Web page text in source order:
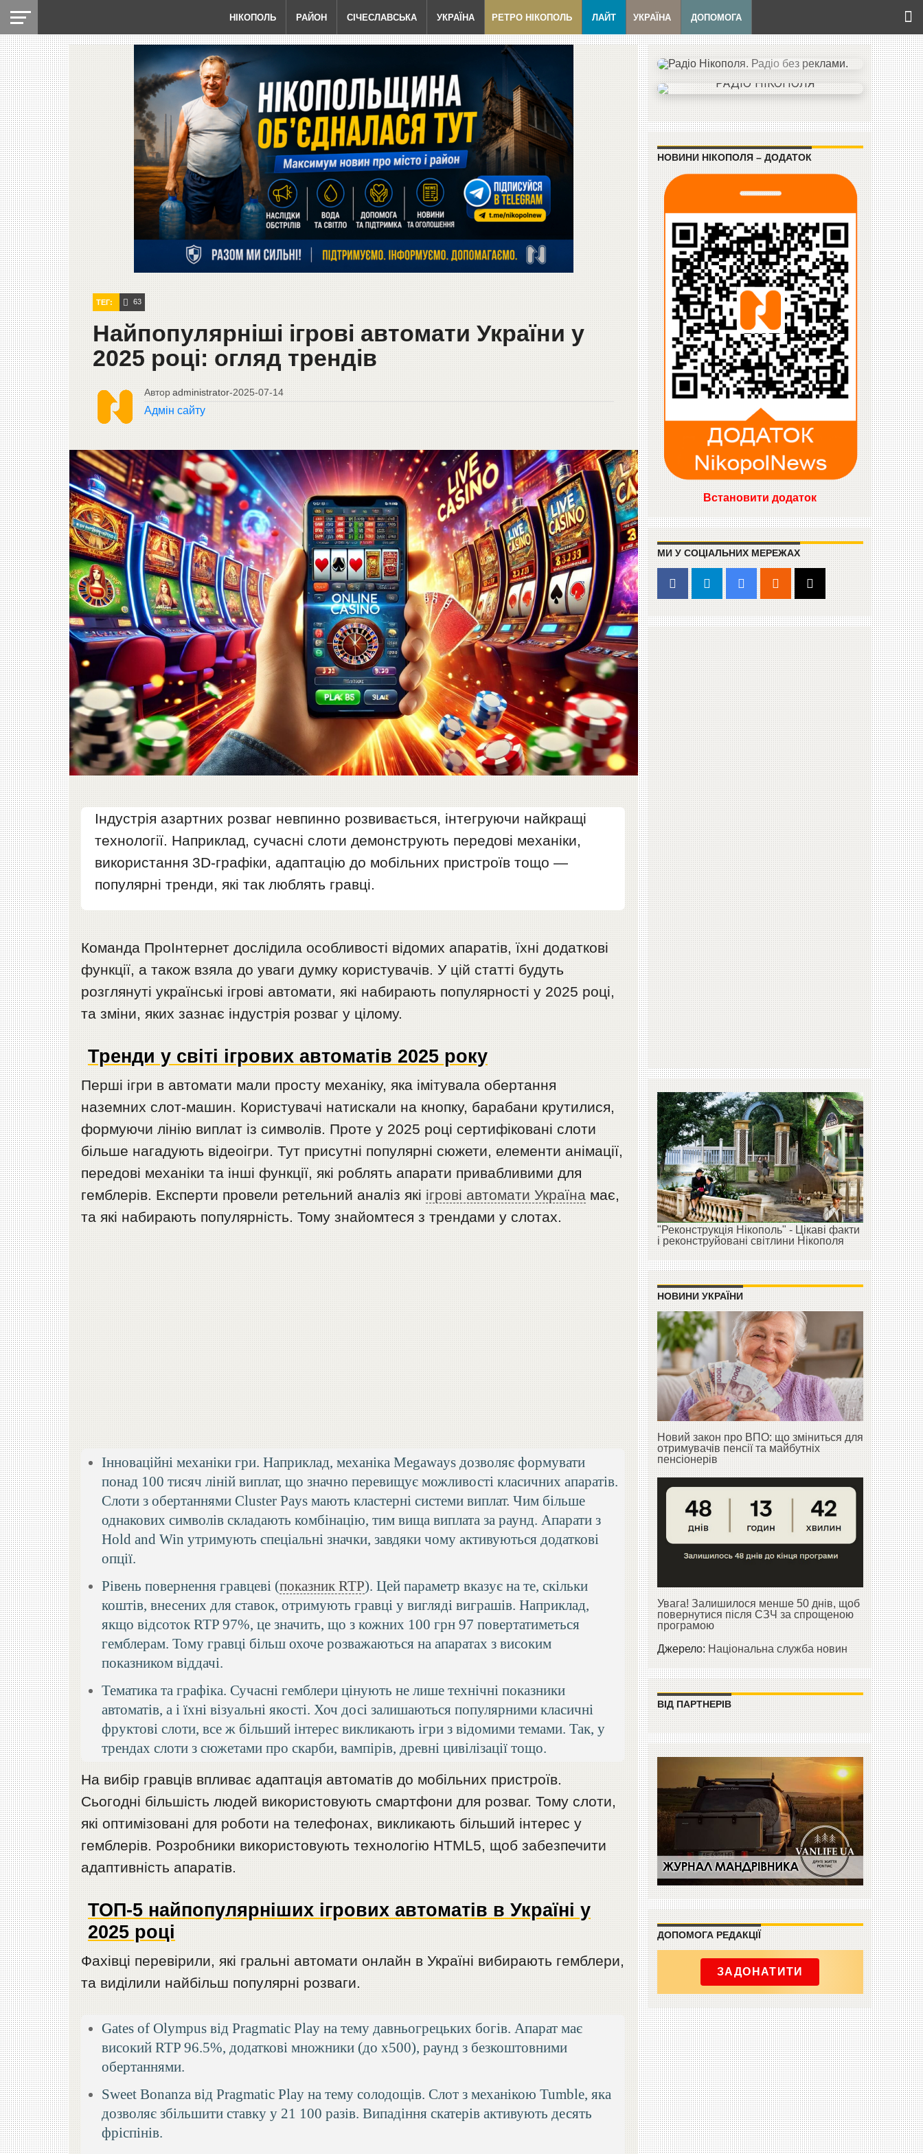
НІКОПОЛЬ РАЙОН СІЧЕСЛАВСЬКА УКРАЇНА РЕТРО НІКОПОЛЬ ЛАЙТ УКРАЇНА ДОПОМОГА
ТЕГ: 63
Найпопулярніші ігрові автомати України у
2025 році: огляд трендів
Автор administrator-2025-07-14
Адмін сайту
Індустрія азартних розваг невпинно розвивається, інтегруючи найкращі
технології. Наприклад, сучасні слоти демонструють передові механіки,
використання 3D-графіки, адаптацію до мобільних пристроїв тощо —
популярні тренди, які так люблять гравці.
Команда ПроІнтернет дослідила особливості відомих апаратів, їхні додаткові
функції, а також взяла до уваги думку користувачів. У цій статті будуть
розглянуті українські ігрові автомати, які набирають популярності у 2025 році,
та зміни, яких зазнає індустрія розваг у цілому.
Тренди у світі ігрових автоматів 2025 року
Перші ігри в автомати мали просту механіку, яка імітувала обертання
наземних слот-машин. Користувачі натискали на кнопку, барабани крутилися,
формуючи лінію виплат із символів. Проте у 2025 році сертифіковані слоти
більше нагадують відеоігри. Тут присутні популярні сюжети, елементи анімації,
передові механіки та інші функції, які роблять апарати привабливими для
гемблерів. Експерти провели ретельний аналіз які ігрові автомати Україна має,
та які набирають популярність. Тому знайомтеся з трендами у слотах.
Інноваційні механіки гри. Наприклад, механіка Megaways дозволяє формувати
понад 100 тисяч ліній виплат, що значно перевищує можливості класичних апаратів.
Слоти з обертаннями Cluster Pays мають кластерні системи виплат. Чим більше
однакових символів складають комбінацію, тим вища виплата за раунд. Апарати з
Hold and Win утримують спеціальні значки, завдяки чому активуються додаткові
опції.
Рівень повернення гравцеві (показник RTP). Цей параметр вказує на те, скільки
коштів, внесених для ставок, отримують гравці у вигляді виграшів. Наприклад,
якщо відсоток RTP 97%, це значить, що з кожних 100 грн 97 повертатиметься
гемблерам. Тому гравці більш охоче розважаються на апаратах з високим
показником віддачі.
Тематика та графіка. Сучасні гемблери цінують не лише технічні показники
автоматів, а і їхні візуальні якості. Хоч досі залишаються популярними класичні
фруктові слоти, все ж більший інтерес викликають ігри з відомими темами. Так, у
трендах слоти з сюжетами про скарби, вампірів, древні цивілізації тощо.
На вибір гравців впливає адаптація автоматів до мобільних пристроїв.
Сьогодні більшість людей використовують смартфони для розваг. Тому слоти,
які оптимізовані для роботи на телефонах, викликають більший інтерес у
гемблерів. Розробники використовують технологію HTML5, щоб забезпечити
адаптивність апаратів.
ТОП-5 найпопулярніших ігрових автоматів в Україні у
2025 році
Фахівці перевірили, які гральні автомати онлайн в Україні вибирають гемблери,
та виділили найбільш популярні розваги.
Gates of Olympus від Pragmatic Play на тему давньогрецьких богів. Апарат має
високий RTP 96.5%, додаткові множники (до x500), раунд з безкоштовними
обертаннями.
Sweet Bonanza від Pragmatic Play на тему солодощів. Слот з механікою Tumble, яка
дозволяє збільшити ставку у 21 100 разів. Випадіння скатерів активують десять
фріспінів.
НОВИНИ НІКОПОЛЯ – ДОДАТОК
Встановити додаток
МИ У СОЦІАЛЬНИХ МЕРЕЖАХ
"Реконструкція Нікополь" - Цікаві факти
і реконструйовані світлини Нікополя
НОВИНИ УКРАЇНИ
Новий закон про ВПО: що зміниться для
отримувачів пенсії та майбутніх
пенсіонерів
Увага! Залишилося менше 50 днів, щоб
повернутися після СЗЧ за спрощеною
програмою
Джерело:Національна служба новин
ВІД ПАРТНЕРІВ
ДОПОМОГА РЕДАКЦІЇ
ЗАДОНАТИТИ